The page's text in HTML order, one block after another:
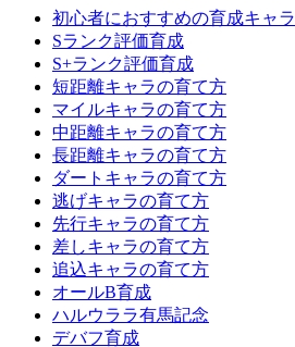
初心者におすすめの育成キャラ
Sランク評価育成
S+ランク評価育成
短距離キャラの育て方
マイルキャラの育て方
中距離キャラの育て方
長距離キャラの育て方
ダートキャラの育て方
逃げキャラの育て方
先行キャラの育て方
差しキャラの育て方
追込キャラの育て方
オールB育成
ハルウララ有馬記念
デバフ育成